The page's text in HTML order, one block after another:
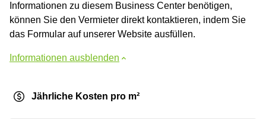
Informationen zu diesem Business Center benötigen,
können Sie den Vermieter direkt kontaktieren, indem Sie
das Formular auf unserer Website ausfüllen.
Informationen ausblenden
Jährliche Kosten pro m²